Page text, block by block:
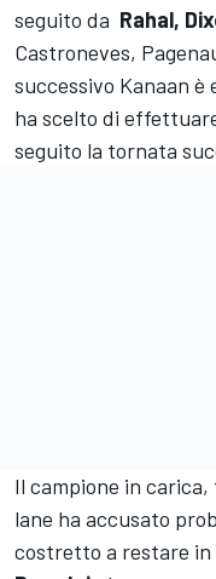
seguito da Rahal,
Castroneves,
successivo Kanaan
ha scelto di
seguito la tornata
Il campione in
lane ha accusato
costretto a restare in